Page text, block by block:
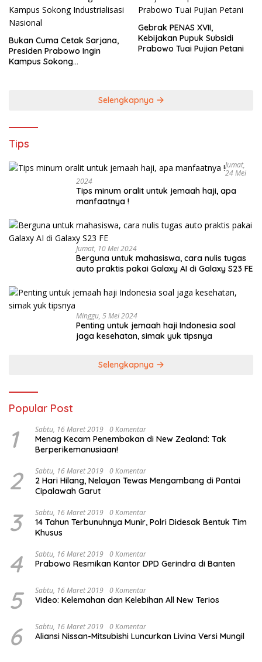
Bukan Cuma Cetak Sarjana,
Presiden Prabowo Ingin
Kampus Sokong
Gebrak PENAS XVII,
Kebijakan Pupuk Subsidi
Prabowo Tuai Pujian Petani
Selengkapnya
Tips
Jumat,
24 Mei
2024
Tips minum oralit untuk jemaah haji, apa
manfaatnya !
Jumat, 10 Mei 2024
Berguna untuk mahasiswa, cara nulis tugas
auto praktis pakai Galaxy AI di Galaxy S23 FE
Minggu, 5 Mei 2024
Penting untuk jemaah haji Indonesia soal
jaga kesehatan, simak yuk tipsnya
Selengkapnya
Popular Post
1 Sabtu, 16 Maret 2019 0 Komentar
Menag Kecam Penembakan di New Zealand: Tak
Berperikemanusiaan!
2 Sabtu, 16 Maret 2019 0 Komentar
2 Hari Hilang, Nelayan Tewas Mengambang di Pantai
Cipalawah Garut
3 Sabtu, 16 Maret 2019 0 Komentar
14 Tahun Terbunuhnya Munir, Polri Didesak Bentuk Tim
Khusus
4 Sabtu, 16 Maret 2019 0 Komentar
Prabowo Resmikan Kantor DPD Gerindra di Banten
5 Sabtu, 16 Maret 2019 0 Komentar
Video: Kelemahan dan Kelebihan All New Terios
6 Sabtu, 16 Maret 2019 0 Komentar
Aliansi Nissan-Mitsubishi Luncurkan Livina Versi Mungil